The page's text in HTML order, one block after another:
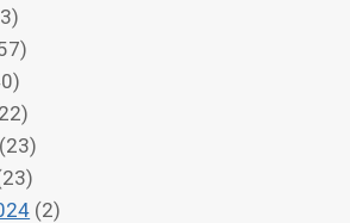
(23)
(2)